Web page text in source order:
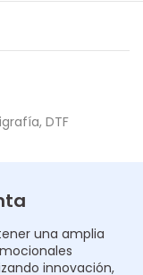
DTF
una amplia
innovación,